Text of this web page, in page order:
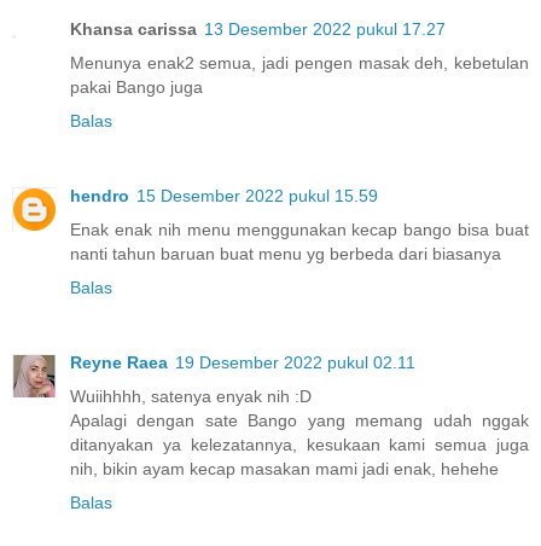
Khansa carissa 13 Desember 2022 pukul 17.27
Menunya enak2 semua, jadi pengen masak deh, kebetulan
pakai Bango juga
Balas
hendro 15 Desember 2022 pukul 15.59
Enak enak nih menu menggunakan kecap bango bisa buat
nanti tahun baruan buat menu yg berbeda dari biasanya
Balas
Reyne Raea 19 Desember 2022 pukul 02.11
Wuiihhhh, satenya enyak nih :D
Apalagi dengan sate Bango yang memang udah nggak
ditanyakan ya kelezatannya, kesukaan kami semua juga
nih, bikin ayam kecap masakan mami jadi enak, hehehe
Balas